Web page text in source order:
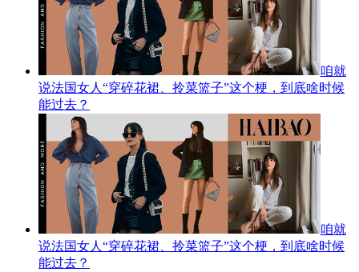
咱就
说法国女人“穿碎花裙、拎菜篮子”这个梗，到底啥时候
能过去？
咱就
说法国女人“穿碎花裙、拎菜篮子”这个梗，到底啥时候
能过去？